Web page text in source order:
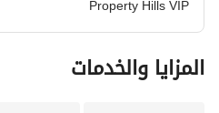
Property Hills VIP
المزايا والخدمات